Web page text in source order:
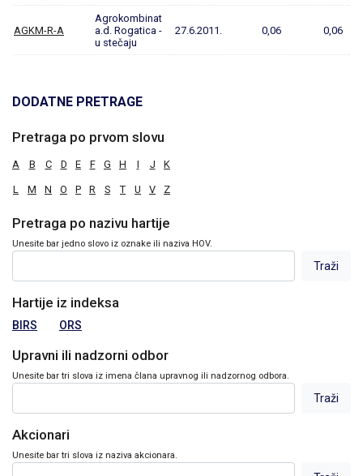
AGKM-R-A
Agrokombinat
a.d. Rogatica -
u stečaju
27.6.2011. 0,06 0,06
DODATNE PRETRAGE
Pretraga po prvom slovu
A B C D E F G H I J K
L M N O P R S T U V Z
Pretraga po nazivu hartije
Unesite bar jedno slovo iz oznake ili naziva HOV.
Hartije iz indeksa
BIRS ORS
Upravni ili nadzorni odbor
Unesite bar tri slova iz imena člana upravnog ili nadzornog odbora.
Akcionari
Unesite bar tri slova iz naziva akcionara.